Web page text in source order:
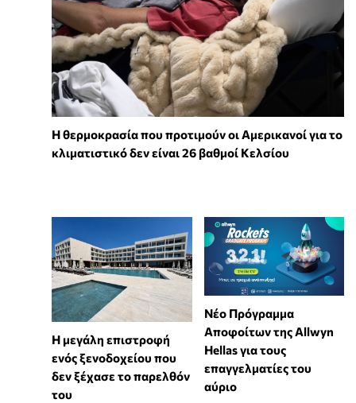
Η θερμοκρασία που προτιμούν οι Αμερικανοί για το
κλιματιστικό δεν είναι 26 βαθμοί Κελσίου
Η μεγάλη επιστροφή
ενός ξενοδοχείου που
δεν ξέχασε το παρελθόν
του
Νέο Πρόγραμμα
Αποφοίτων της Allwyn
Hellas για τους
επαγγελματίες του
αύριο